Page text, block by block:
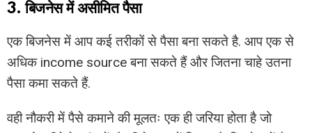
3. बिजनेस में असीमित पैसा
एक बिजनेस में आप कई तरीकों से पैसा बना सकते है. आप एक से
अधिक income source बना सकते हैं और जितना चाहे उतना
पैसा कमा सकते हैं.
वही नौकरी में पैसे कमाने की मूलतः एक ही जरिया होता है जो